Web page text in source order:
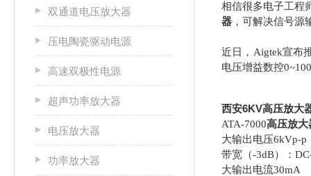
双通道电压放大器
压电陶瓷驱动电源
高速双极性电源
超声功率放大器
电压放大器
功率放大器
相信很多电子工程
器 ，可解决信号源
近日，Aigtek宣布
电压增益数控
西安6KV高压放大
ATA-7000高压放大
大输出电压6kVp-p
带宽（-3dB）：
大输出电流30mA